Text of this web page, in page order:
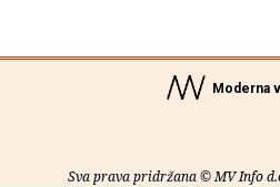
Moderna
Sva prava pridržana © MV Info